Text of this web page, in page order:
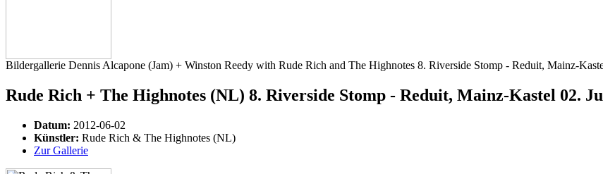
Bildergallerie Dennis Alcapone (Jam) + Winston Reedy with Rude Rich and The Highnotes 8. Riverside Stomp - Reduit, Mainz-
Rude Rich + The Highnotes (NL) 8. Riverside Stomp - Reduit, Mainz-Kastel 02.
Datum: 2012-06-02
Künstler: Rude Rich & The Highnotes (NL)
Zur Gallerie